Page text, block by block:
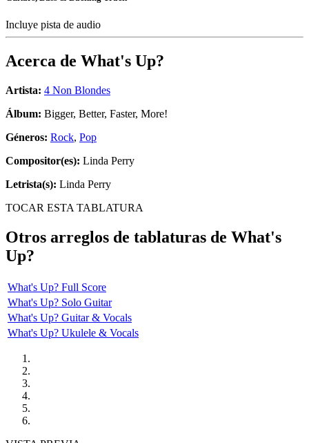
Incluye pista de audio
Acerca de What's Up?
Artista: 4 Non Blondes
Álbum: Bigger, Better, Faster, More!
Géneros: Rock, Pop
Compositor(es): Linda Perry
Letrista(s): Linda Perry
TOCAR ESTA TABLATURA
Otros arreglos de tablaturas de What's
Up?
What's Up? Full Score
What's Up? Solo Guitar
What's Up? Guitar & Vocals
What's Up? Ukulele & Vocals